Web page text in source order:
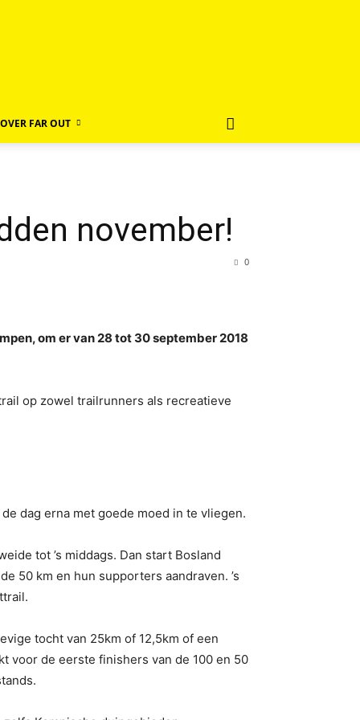
OVER FAR OUT
november!
0
om er van 28 tot 30 september 2018
op zowel trailrunners als recreatieve
dag erna met goede moed in te vliegen.
tot ’s middags. Dan start Bosland
50 km en hun supporters aandraven. ’s
tocht van 25km of 12,5km of een
voor de eerste finishers van de 100 en 50